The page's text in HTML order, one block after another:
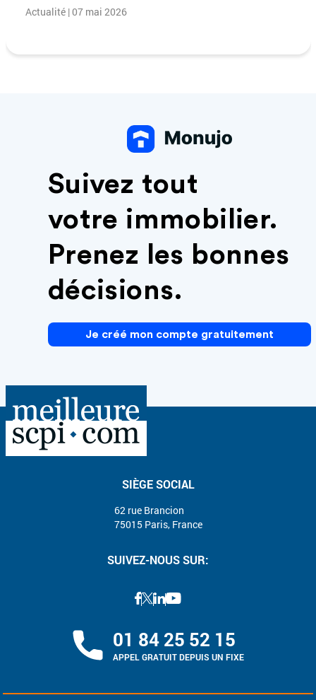
Actualité | 07 mai 2026
Suivez tout
votre immobilier.
Prenez les bonnes
décisions.
Je créé mon compte gratuitement
SIÈGE SOCIAL
62 rue Brancion
75015 Paris, France
SUIVEZ-NOUS SUR:
01 84 25 52 15
APPEL GRATUIT DEPUIS UN FIXE